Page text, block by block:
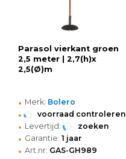
Parasol vierkant groen
2,5 meter | 2,7(h)x
2,5(Ø)m
• Merk: Bolero
• voorraad controleren
• Levertijd: zoeken
• Garantie: 1 jaar
• Art.nr: GAS-GH989